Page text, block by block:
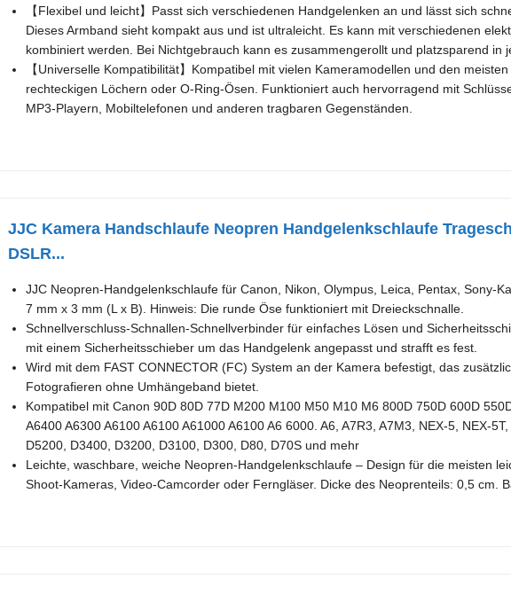
【Flexibel und leicht】Passt sich verschiedenen Handgelenken an und lässt sich
Dieses Armband sieht kompakt aus und ist ultraleicht. Es kann mit verschiedenen
kombiniert werden. Bei Nichtgebrauch kann es zusammengerollt und platzsparend in
【Universelle Kompatibilität】Kompatibel mit vielen Kameramodellen und den
rechteckigen Löchern oder O-Ring-Ösen. Funktioniert auch hervorragend mit
MP3-Playern, Mobiltelefonen und anderen tragbaren Gegenständen.
JJC Kamera Handschlaufe Neopren Handgelenkschlaufe
DSLR...
JJC Neopren-Handgelenkschlaufe für Canon, Nikon, Olympus, Leica, Pentax, Sony-
7 mm x 3 mm (L x B). Hinweis: Die runde Öse funktioniert mit Dreieckschnalle.
Schnellverschluss-Schnallen-Schnellverbinder für einfaches Lösen und
mit einem Sicherheitsschieber um das Handgelenk angepasst und strafft es fest.
Wird mit dem FAST CONNECTOR (FC) System an der Kamera befestigt, das
Fotografieren ohne Umhängeband bietet.
Kompatibel mit Canon 90D 80D 77D M200 M100 M50 M10 M6 800D 750D 600D
A6400 A6300 A6100 A6100 A61000 A6100 A6 6000. A6, A7R3, A7M3, NEX-5, NEX-
D5200, D3400, D3200, D3100, D300, D80, D70S und mehr
Leichte, waschbare, weiche Neopren-Handgelenkschlaufe – Design für die meisten
Shoot-Kameras, Video-Camcorder oder Ferngläser. Dicke des Neoprenteils: 0,5 cm.